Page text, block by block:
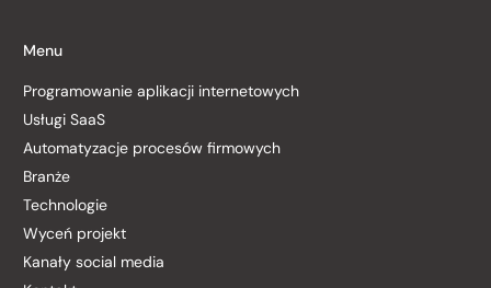
Menu
Programowanie aplikacji internetowych
Usługi SaaS
Automatyzacje procesów firmowych
Branże
Technologie
Wyceń projekt
Kanały social media